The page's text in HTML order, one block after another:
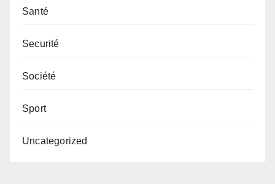
Santé
Securité
Société
Sport
Uncategorized